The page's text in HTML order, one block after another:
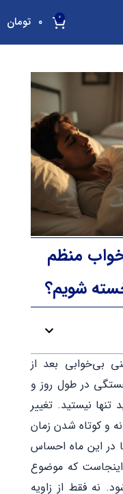
0 ۰ تومان
منظم
شویم؟
بی‌خوابی بعد از
در طول روز و
نیستید. تغییر
و کوتاه شدن زمان
در این ماه احساس
که موضوع
نه فقط از زاویه